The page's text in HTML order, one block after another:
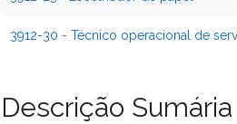
3912-30 - Técnico operacional de
Descrição Sumária